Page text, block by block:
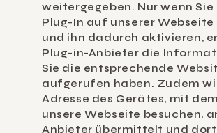
weitergegeben. Nur wenn
Plug-In auf unserer Webseite
und ihn dadurch aktivieren,
Plug-in-Anbieter die
Sie die entsprechende
aufgerufen haben. Zudem
Adresse des Gerätes, mit
unsere Webseite besuchen,
Anbieter übermittelt und dort